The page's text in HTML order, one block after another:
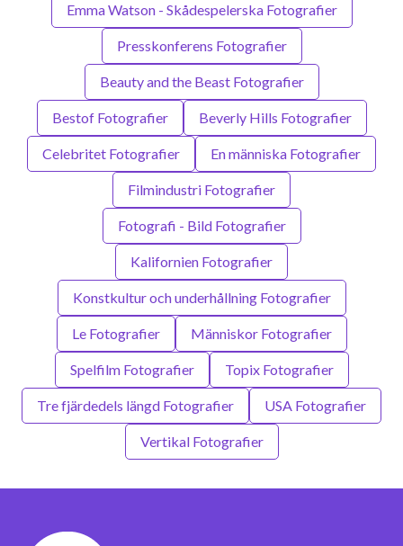
Emma Watson - Skådespelerska Fotografier
Presskonferens Fotografier
Beauty and the Beast Fotografier
Bestof Fotografier Beverly Hills Fotografier
Celebritet Fotografier En människa Fotografier
Filmindustri Fotografier
Fotografi - Bild Fotografier
Kalifornien Fotografier
Konstkultur och underhållning Fotografier
Le Fotografier Människor Fotografier
Spelfilm Fotografier Topix Fotografier
Tre fjärdedels längd Fotografier USA Fotografier
Vertikal Fotografier